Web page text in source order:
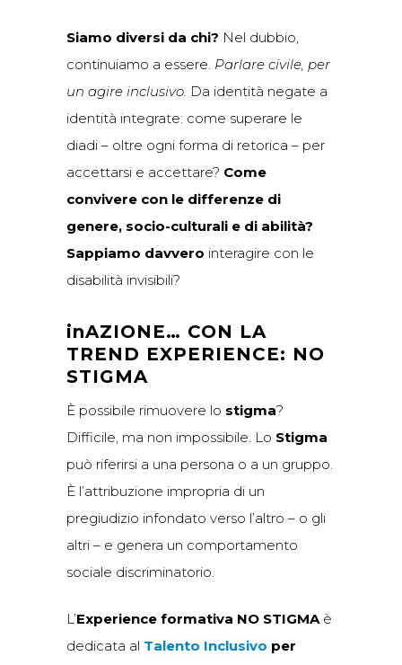
Siamo diversi da chi? Nel dubbio,
continuiamo a essere. Parlare civile, per
un agire inclusivo. Da identità negate a
identità integrate: come superare le
diadi – oltre ogni forma di retorica – per
accettarsi e accettare? Come
convivere con le differenze di
genere, socio-culturali e di abilità?
Sappiamo davvero interagire con le
disabilità invisibili?
inAZIONE… CON LA
TREND EXPERIENCE: NO
STIGMA
È possibile rimuovere lo stigma?
Difficile, ma non impossibile. Lo Stigma
può riferirsi a una persona o a un gruppo.
È l’attribuzione impropria di un
pregiudizio infondato verso l’altro – o gli
altri – e genera un comportamento
sociale discriminatorio.
L’Experience formativa NO STIGMA è
dedicata al Talento Inclusivo per